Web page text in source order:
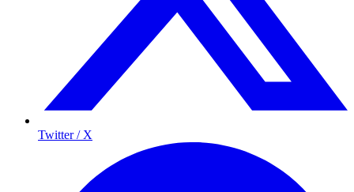
Twitter / X